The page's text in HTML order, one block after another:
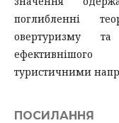
поглибленні
овертуризму
туристичними
ПОСИЛАННЯ